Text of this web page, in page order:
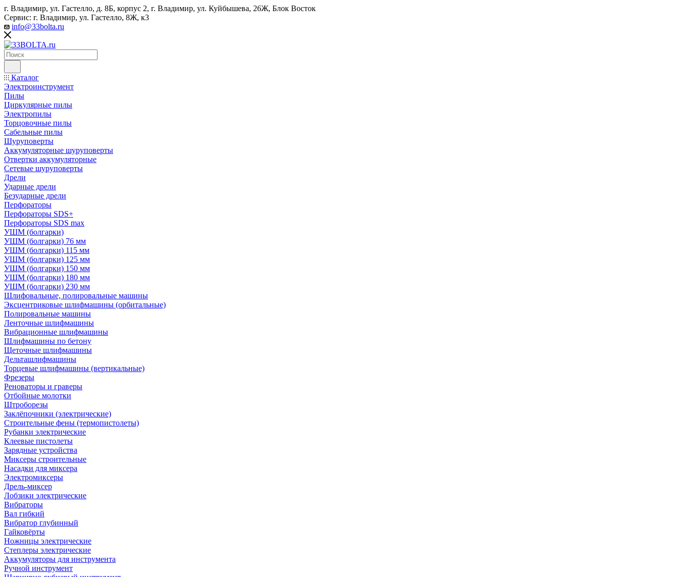
г. Владимир, ул. Гастелло, д. 8Б, корпус 2, г. Владимир, ул. ​Куйбышева, 26Ж, Блок Восток
Сервис: г. Владимир, ул. Гастелло, 8Ж, к3
info@33bolta.ru
Каталог
Электроинструмент
Пилы
Циркулярные пилы
Электропилы
Торцовочные пилы
Сабельные пилы
Шуруповерты
Аккумуляторные шуруповерты
Отвертки аккумуляторные
Сетевые шуруповерты
Дрели
Ударные дрели
Безударные дрели
Перфораторы
Перфораторы SDS+
Перфораторы SDS max
УШМ (болгарки)
УШМ (болгарки) 76 мм
УШМ (болгарки) 115 мм
УШМ (болгарки) 125 мм
УШМ (болгарки) 150 мм
УШМ (болгарки) 180 мм
УШМ (болгарки) 230 мм
Шлифовальные, полировальные машины
Эксцентриковые шлифмашины (орбитальные)
Полировальные машины
Ленточные шлифмашины
Вибрационные шлифмашины
Шлифмашины по бетону
Щеточные шлифмашины
Дельташлифмашины
Торцевые шлифмашины (вертикальные)
Фрезеры
Реноваторы и граверы
Отбойные молотки
Штроборезы
Заклёпочники (электрические)
Строительные фены (термопистолеты)
Рубанки электрические
Клеевые пистолеты
Зарядные устройства
Миксеры строительные
Насадки для миксера
Электромиксеры
Дрель-миксер
Лобзики электрические
Вибраторы
Вал гибкий
Вибратор глубинный
Гайковёрты
Ножницы электрические
Степлеры электрические
Аккумуляторы для инструмента
Ручной инструмент